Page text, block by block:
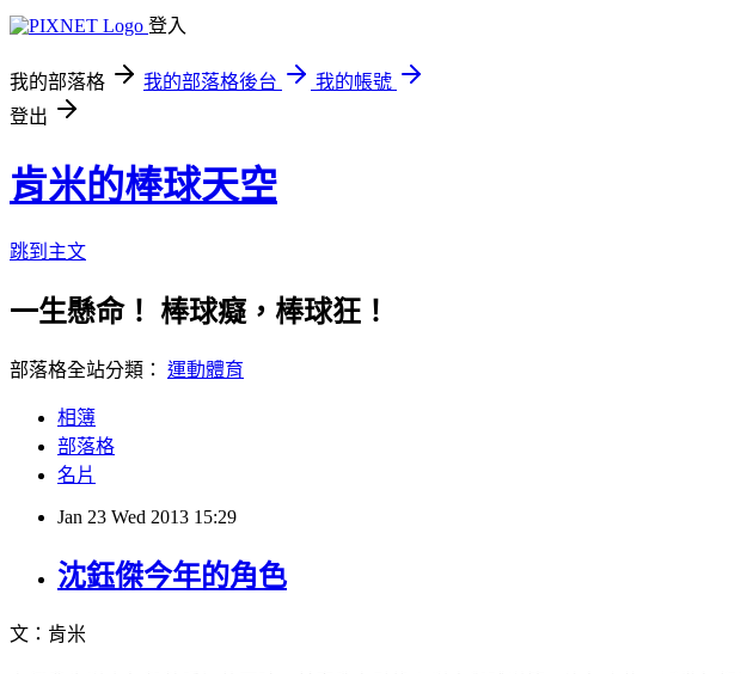
登入
我的部落格 我的部落格後台
我的帳號
登出
肯米的棒球天空
跳到主文
一生懸命！ 棒球癡，棒球狂！
部落格全站分類： 運動體育
相簿
部落格
名片
Jan 23 Wed 2013 15:29
沈鈺傑今年的角色
文：肯米